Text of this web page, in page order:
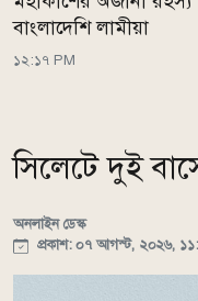
বাংলাদেশি লামীয়া
১২:১৭ PM
সিলেটে দুই
অনলাইন ডেস্ক
প্রকাশ: ০৭ আগস্ট, ২০২৬,